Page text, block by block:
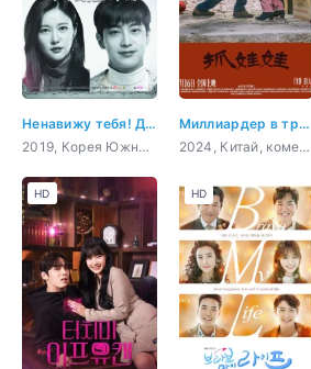
Ненавижу тебя! Джульетта
2019, Корея Южная, романтика, драма, сверхъестественное
Миллиардер в трущобах
2024, Китай, комедия, драма
HD HD